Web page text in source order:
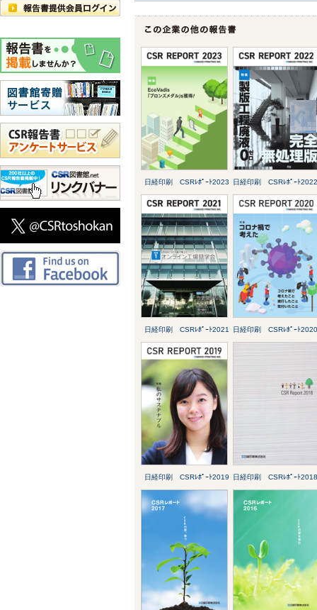
日経印刷 CSRﾚﾎﾟｰﾄ2023 日経印刷 CSRﾚﾎﾟｰﾄ
日経印刷 CSRﾚﾎﾟｰﾄ2021 日経印刷 CSRﾚﾎﾟｰﾄ
日経印刷 CSRﾚﾎﾟｰﾄ2019 日経印刷 CSRﾚﾎﾟｰﾄ